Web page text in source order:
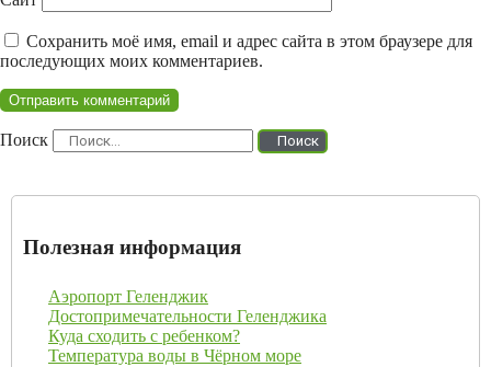
Сохранить моё имя, email и адрес сайта в этом браузере для
последующих моих комментариев.
Поиск Поиск
Полезная информация
Аэропорт Геленджик
Достопримечательности Геленджика
Куда сходить с ребенком?
Температура воды в Чёрном море